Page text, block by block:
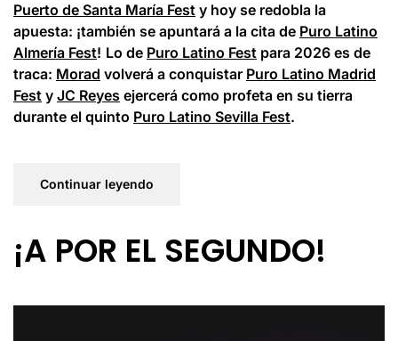
Puerto de Santa María Fest y hoy se redobla la
apuesta: ¡también se apuntará a la cita de Puro Latino
Almería Fest! Lo de Puro Latino Fest para 2026 es de
traca: Morad volverá a conquistar Puro Latino Madrid
Fest y JC Reyes ejercerá como profeta en su tierra
durante el quinto Puro Latino Sevilla Fest.
Continuar leyendo
¡A POR EL SEGUNDO!